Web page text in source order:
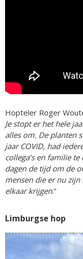
Hopteler Roger
Je stopt er het hele
alles om. De planten
jaar COVID, had
collega’s en familie
dagen de tijd om de
mensen die er nu
elkaar krijgen.”
Limburgse hop